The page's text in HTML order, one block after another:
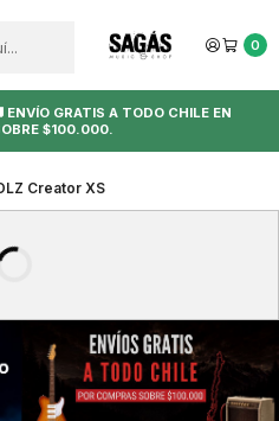
0
ENVÍO GRATIS A TODO CHILE EN
$100.000.
Creator XS